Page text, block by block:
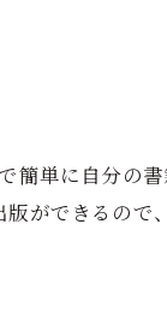
単に自分の書
ができるので